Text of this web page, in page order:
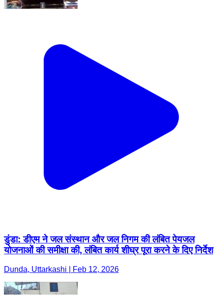
डुंडा: डीएम ने जल संस्थान और जल निगम की लंबित पेयजल
योजनाओं की समीक्षा की, लंबित कार्य शीघ्र पूरा करने के दिए निर्देश
Dunda, Uttarkashi | Feb 12, 2026